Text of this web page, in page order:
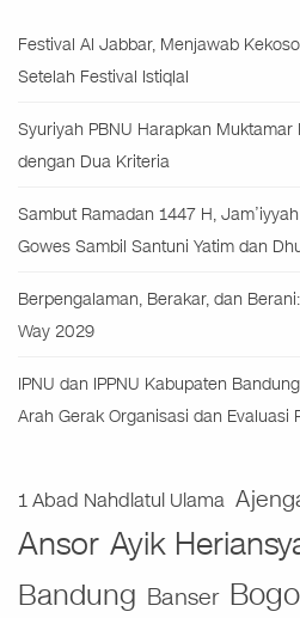
Festival Al Jabbar, Menjawab
Setelah Festival Istiqlal
Syuriyah PBNU Harapkan
dengan Dua Kriteria
Sambut Ramadan 1447 H,
Gowes Sambil Santuni Yatim dan
Berpengalaman, Berakar, dan
Way 2029
IPNU dan IPPNU Kabupaten
Arah Gerak Organisasi dan Evaluasi
1 Abad Nahdlatul Ulama
Ansor Ayik
Bandung Banser